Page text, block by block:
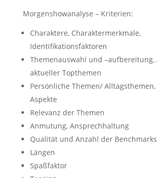
Morgenshowanalyse – Kriterien:
Charaktere, Charaktermerkmale,
Identifikationsfaktoren
Themenauswahl und
aktueller Topthemen
Persönliche Themen/
Aspekte
Relevanz der Themen
Anmutung, Ansprechhaltung
Qualität und Anzahl der Benchmarks
Längen
Spaßfaktor